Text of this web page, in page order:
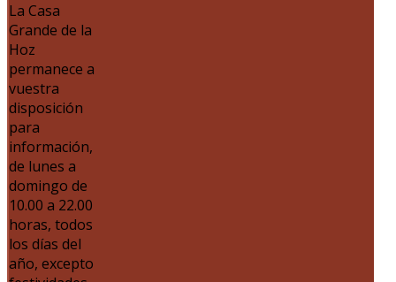
La Casa
Grande de la
Hoz
permanece a
vuestra
disposición
para
información,
de lunes a
domingo de
10.00 a 22.00
horas, todos
los días del
año, excepto